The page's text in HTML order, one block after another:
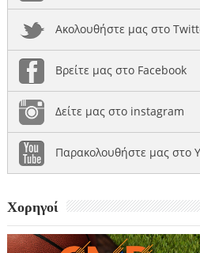
Ακολουθήστε μας στο
Βρείτε μας στο Facebook
Δείτε μας στο instagram
Παρακολουθήστε μας στο
Χορηγοί